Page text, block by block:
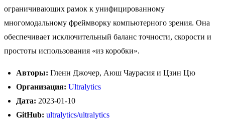
ограничивающих рамок к унифицированному
многомодальному фреймворку компьютерного зрения. Она
обеспечивает исключительный баланс точности, скорости и
простоты использования «из коробки».
Авторы: Гленн Джочер, Аюш Чаурасия и Цзин Цю
Организация: Ultralytics
Дата: 2023-01-10
GitHub: ultralytics/ultralytics